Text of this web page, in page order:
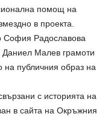
помощ на
в проекта.
София Радославова
Малев грамоти
на публичния образ на
с историята на
в сайта на Окръжния